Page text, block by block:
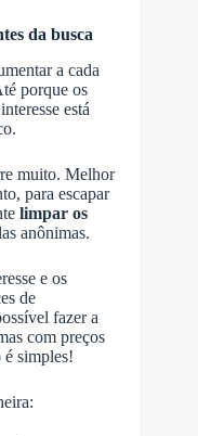
da busca
a cada
porque os
está
muito. Melhor
para escapar
limpar os
anônimas.
e os
de
fazer a
com preços
simples!